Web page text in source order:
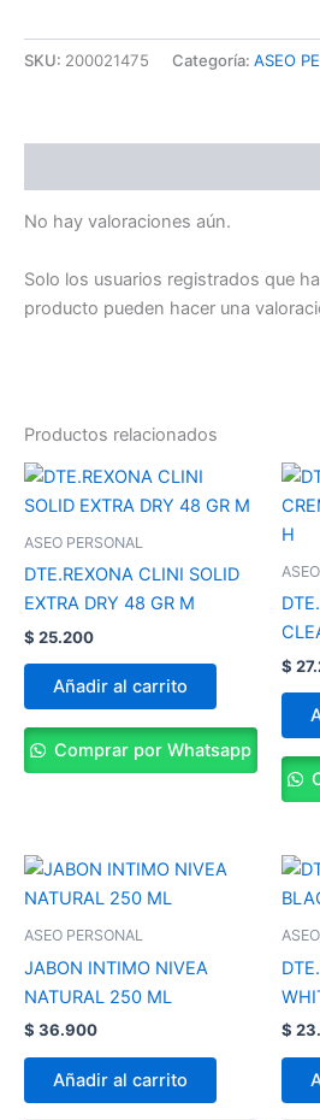
SKU: 200021475 Categoría: ASEO
No hay valoraciones aún.
Solo los usuarios registrados que
producto pueden hacer una
Productos relacionados
ASEO PERSONAL
DTE.REXONA CLINI SOLID
EXTRA DRY 48 GR M
$ 25.200
Añadir al carrito
Comprar por Whatsapp
$
ASEO PERSONAL
JABON INTIMO NIVEA
NATURAL 250 ML
$ 36.900
Añadir al carrito
$